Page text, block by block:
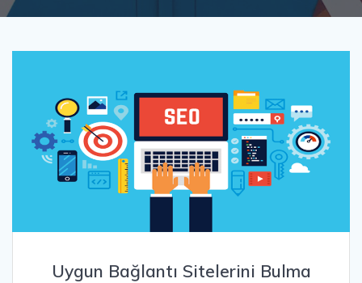
Uygun Bağlantı Sitelerini Bulma